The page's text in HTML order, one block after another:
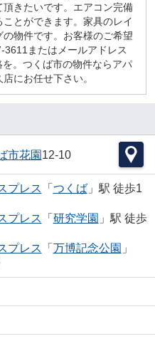
きたいです。エアコン完備
とができます。家具のレイ
物件です。お客様のご希望
またはメールアドレス
。つくば市の物件ならアパ
にお任せ下さい。
市花園 12-10
プレス 「 つくば」駅 徒歩1
プレス 「 研究学園 」駅 徒歩
プレス 「 万博記念公園 」